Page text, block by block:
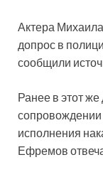
Актера
допрос в
сообщили
Ранее в этот же
исполнения
Ефремов